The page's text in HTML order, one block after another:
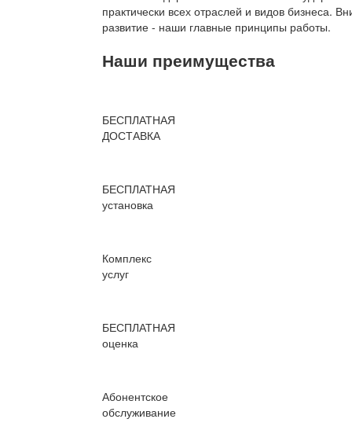
практически всех отраслей и видов бизнеса.
развитие - наши главные принципы работы.
Наши преимущества
БЕСПЛАТНАЯ
ДОСТАВКА
БЕСПЛАТНАЯ
установка
Комплекс
услуг
БЕСПЛАТНАЯ
оценка
Абонентское
обслуживание